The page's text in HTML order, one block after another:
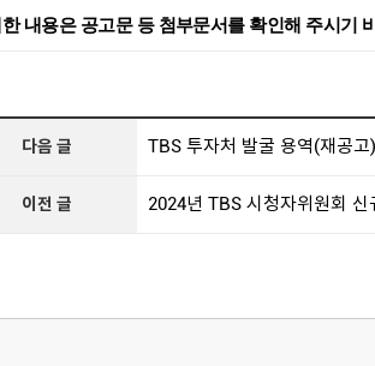
내용은 공고문 등 첨부문서를 확인해 주시기
다음 글 TBS 투자처 발굴 용역(재공고)
이전 글 2024년 TBS 시청자위원회